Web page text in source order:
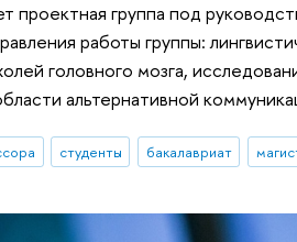
проектная группа под
работы группы:
головного мозга,
альтернативной
студенты бакалавриат